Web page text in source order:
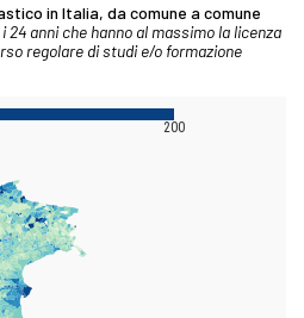
in Italia, da comune a comune
24 anni che hanno al massimo la licenza
regolare di studi e/o formazione